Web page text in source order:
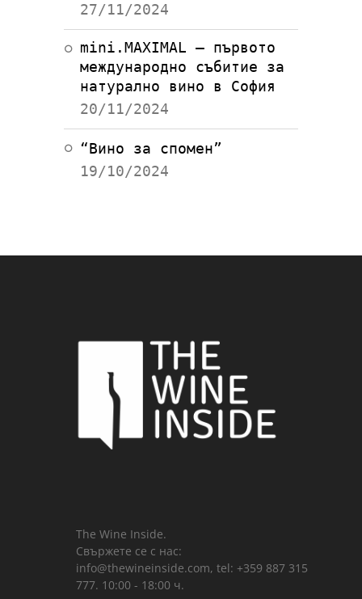
27/11/2024
mini.MAXIMAL – първото
международно събитие за
натурално вино в София
20/11/2024
“Вино за спомен”
19/10/2024
The Wine Inside.
Свържете се с нас:
info@thewineinside.com, tel: +359 887 315
777. 10:00 - 18:00 ч.